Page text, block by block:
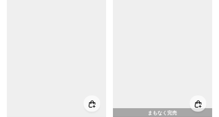
まもなく完売